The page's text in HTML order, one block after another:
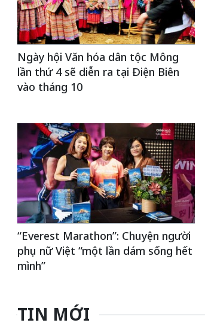
Ngày hội Văn hóa dân tộc Mông
lần thứ 4 sẽ diễn ra tại Điện Biên
vào tháng 10
“Everest Marathon”: Chuyện người
phụ nữ Việt “một lần dám sống hết
mình”
TIN MỚI